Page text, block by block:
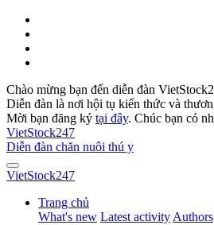
Chào mừng bạn đến diễn đàn
Diễn đàn là nơi hội tụ kiến thức và
Mời bạn đăng ký tại đây. Chúc bạn có
VietStock247
Diễn đàn chăn nuôi thú y
VietStock247
Trang chủ
What's new Latest activity Authors